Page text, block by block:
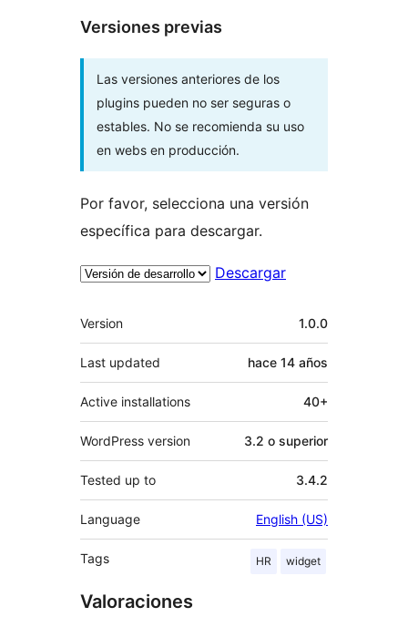
Versiones previas
Las versiones anteriores de los
plugins pueden no ser seguras o
estables. No se recomienda su uso
en webs en producción.
Por favor, selecciona una versión
específica para descargar.
Descargar
Meta
Version 1.0.0
Last updated hace 14 años
Active installations 40+
WordPress version 3.2 o superior
Tested up to 3.4.2
Language English (US)
Tags HR widget
Valoraciones